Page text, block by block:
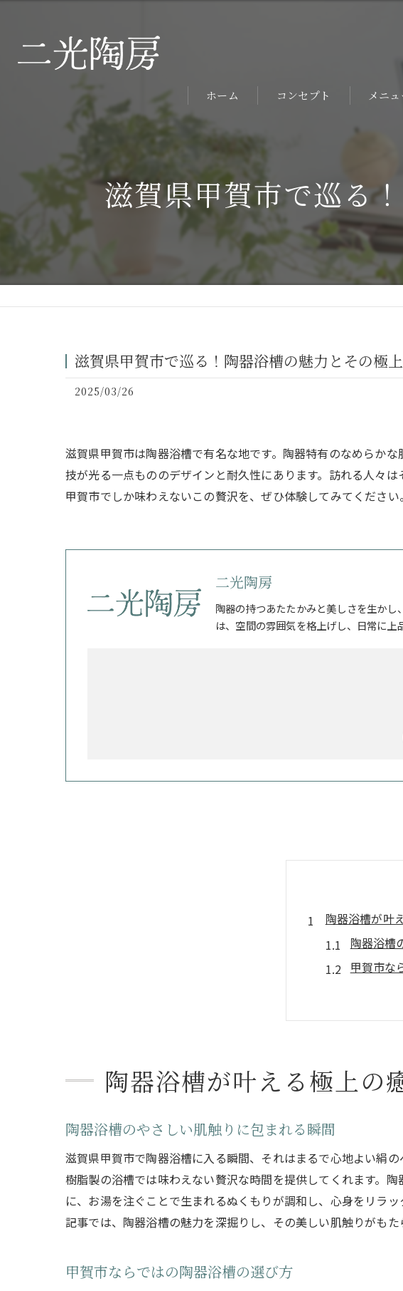
ホーム コンセプト メニ
滋賀県甲賀市で巡る
滋賀県甲賀市で巡る！陶器浴槽の魅力とその極
2025/03/26
滋賀県甲賀市は陶器浴槽で有名な地です。陶器特有のなめらか
技が光る一点もののデザインと耐久性にあります。訪れる人々
甲賀市でしか味わえないこの贅沢を、ぜひ体験してみてください。
二光陶房
陶器の持つあたたかみと美しさを生か
は、空間の雰囲気を格上げし、日常に上
陶器浴槽が叶
陶器浴槽
甲賀市な
陶器浴
職人技が光る
陶器浴槽
滋賀県甲
陶器浴槽
甲賀市を
陶器浴槽が叶える極上の
陶器浴槽のやさしい肌触りに包まれる瞬間
滋賀県甲賀市で陶器浴槽に入る瞬間、それはまるで心地よい絹
樹脂製の浴槽では味わえない贅沢な時間を提供してくれます。
に、お湯を注ぐことで生まれるぬくもりが調和し、心身をリラ
記事では、陶器浴槽の魅力を深掘りし、その美しい肌触りがも
甲賀市ならではの陶器浴槽の選び方